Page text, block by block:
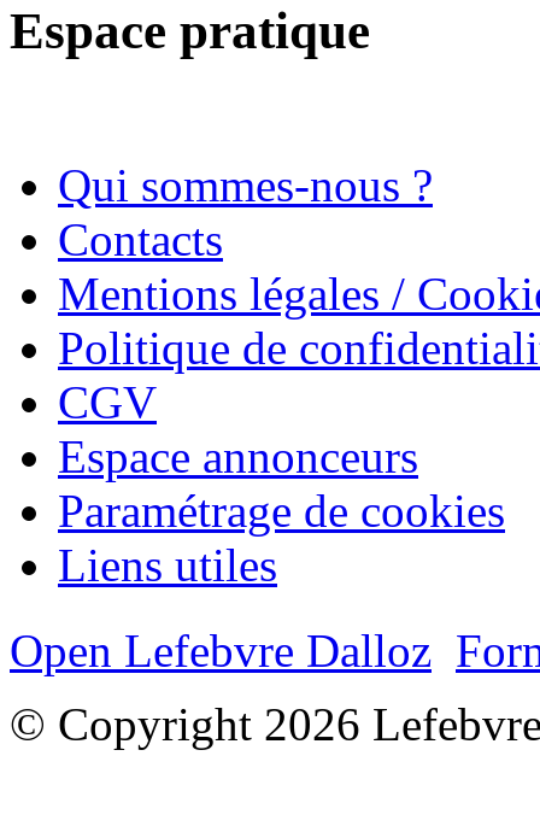
Espace pratique
Qui sommes-nous ?
Contacts
Mentions légales /
Politique de
CGV
Espace annonceurs
Paramétrage de cookies
Liens utiles
Open Lefebvre Dalloz
© Copyright 2026